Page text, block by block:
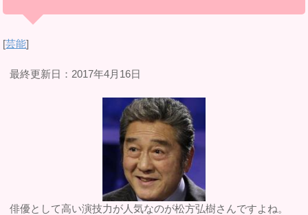
[芸能]
最終更新日：2017年4月16日
俳優として高い演技力が人気なのが松方弘樹さんですよね。